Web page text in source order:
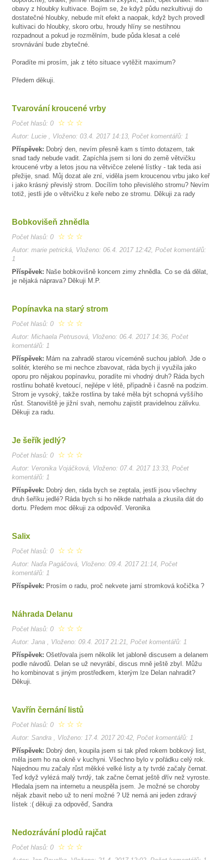
obavy z hloubky kultivace. Bojím se, že když půdu nezkultivuji do
dostatečné hloubky, nebude mít efekt a naopak, když bych provedl
kultivaci do hloubky, skoro orbu, hroudy hlíny se nestihnou
rozpadnout a pokud je rozmělním, bude půda klesat a celé
srovnávání bude zbytečné.
Poradíte mi prosím, jak z této situace vytěžit maximum?
Předem děkuji.
Tvarování kroucené vrby
Počet hlasů: 0 ☆ ☆ ☆
Autor: Lucie , Vloženo: 03.4. 2017 14:13, Počet komentářů: 1
Příspěvek: Dobrý den, nevím přesně kam s tímto dotazem, tak
snad tady nebude vadit. Zapíchla jsem si loni do země větvičku
kroucené vrby a letos jsou na větvičce zelené lístky - tak teda asi
přežije, snad. Můj dozat ale zní, viděla jsem kroucenou vrbu jako keř
i jako krásný převislý strom. Docílím toho převislého stromu? Nevím
totiž, jestli jde o větvičku z keře nebo ze stromu. Děkuji za rady
Bobkovišeň zhnědla
Počet hlasů: 0 ☆ ☆ ☆
Autor: marie petrická, Vloženo: 06.4. 2017 12:42, Počet komentářů:
1
Příspěvek: Naše bobkovišně koncem zimy zhnědla. Co se dá dělat,
je nějaká náprava? Děkuji M.P.
Popínavka na starý strom
Počet hlasů: 0 ☆ ☆ ☆
Autor: Michaela Petrusová, Vloženo: 06.4. 2017 14:36, Počet
komentářů: 1
Příspěvek: Mám na zahradě starou víceméně suchou jabloň. Jde o
solitér, kterého se mi nechce zbavovat, ráda bych ji využila jako
oporu pro nějakou popínavku, poradíte mi vhodný druh? Ráda bych
rostlinu bohatě kvetoucí, nejlépe v létě, případně i časně na podzim.
Strom je vysoký, takže rostlina by také měla být schopná vyššího
růst. Stanoviště je jižní svah, nemohu zajistit pravidelnou zálivku.
Děkuji za radu.
Je šeřík jedlý?
Počet hlasů: 0 ☆ ☆ ☆
Autor: Veronika Vojáčková, Vloženo: 07.4. 2017 13:33, Počet
komentářů: 1
Příspěvek: Dobrý den, ráda bych se zeptala, jestli jsou všechny
druh šeříku jedlé? Ráda bych si ho někde natrhala a zkusila dát do
dortu. Předem moc děkuji za odpověď. Veronika
Salix
Počet hlasů: 0 ☆ ☆ ☆
Autor: Naďa Pagáčová, Vloženo: 09.4. 2017 21:14, Počet
komentářů: 1
Příspěvek: Prosím o radu, proč nekvete jarní stromková kočička ?
Náhrada Delanu
Počet hlasů: 0 ☆ ☆ ☆
Autor: Jana , Vloženo: 09.4. 2017 21:21, Počet komentářů: 1
Příspěvek: Ošetřovala jsem několik let jabloně discusem a delanem
podle návodů. Delan se už nevyrábí, discus mně ještě zbyl. Můžu
ho kombinovat s jiným prostředkem, kterým lze Delan nahradit?
Děkuji.
Vavřín černání listů
Počet hlasů: 0 ☆ ☆ ☆
Autor: Sandra , Vloženo: 17.4. 2017 20:42, Počet komentářů: 1
Příspěvek: Dobrý den, koupila jsem si tak před rokem bobkový list,
měla jsem ho na okně v kuchyni. Všechno bylo v pořádku celý rok.
Najednou mu začaly růst měkké velké listy a ty tvrdé začaly černat.
Teď když vylézá malý tvrdý, tak začne černat ještě dřív než vyroste.
Hledala jsem na internetu a neuspěla jsem. Je možné se choroby
nějak zbavit nebo už to není možné ? Už nemá ani jeden zdravý
lístek :( děkuji za odpověď, Sandra
Nedozrávání plodů rajčat
Počet hlasů: 0 ☆ ☆ ☆